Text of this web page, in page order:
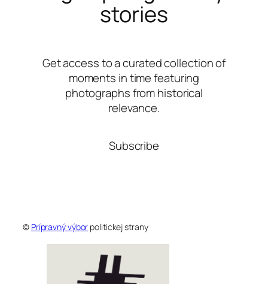
stories
Get access to a curated collection of
moments in time featuring
photographs from historical
relevance.
Subscribe
© Prípravný výbor politickej strany